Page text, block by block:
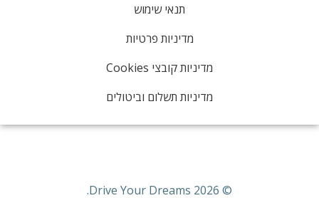
תנאי שימוש
מדיניות פרטיות
מדיניות קובצי Cookies
מדיניות תשלום וביטולים
© 2026 Drive Your Dreams.